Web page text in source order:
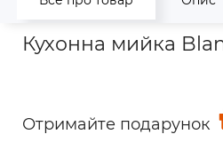
Головна Мийки кухонні
Кухонна мийка
Отримайте подарунок